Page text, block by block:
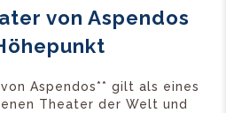
von Aspendos
Aspendos** gilt als eines
Theater der Welt und